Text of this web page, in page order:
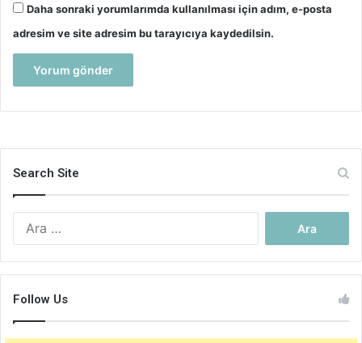
Daha sonraki yorumlarımda kullanılması için adım, e-posta
adresim ve site adresim bu tarayıcıya kaydedilsin.
Search Site
Follow Us